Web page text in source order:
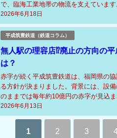
2026年6月18日
で、臨海工業地帯の物流を支えていま
す。同工場では毎月約4万トンの紙を生
平成筑豊鉄道（鉄道コラム）
無人駅の理容店⁉廃止の方向の
は？
2026年6月13日
赤字が続く平成筑豊鉄道は、福岡県の
る方針が決まりました。背景には、設
のままでは毎年約10億円の赤字が見込
年前から営む藤田靖治さんが、駅とと
1 2 3